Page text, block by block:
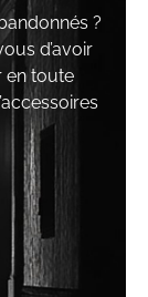
?
d’avoir
en toute